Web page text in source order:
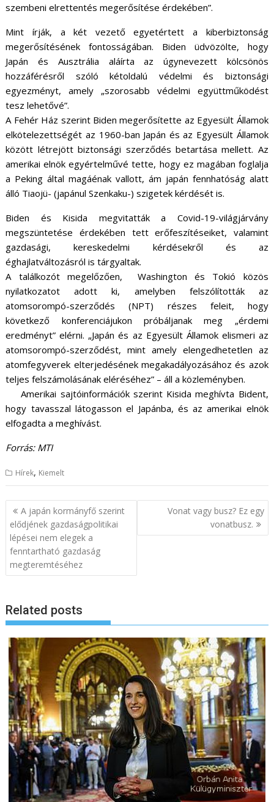
szembeni elrettentés megerősítése érdekében”.
Mint írják, a két vezető egyetértett a kiberbiztonság
megerősítésének fontosságában. Biden üdvözölte, hogy
Japán és Ausztrália aláírta az úgynevezett kölcsönös
hozzáférésről szóló kétoldalú védelmi és biztonsági
egyezményt, amely „szorosabb védelmi együttműködést
tesz lehetővé”.
A Fehér Ház szerint Biden megerősítette az Egyesült Államok
elkötelezettségét az 1960-ban Japán és az Egyesült Államok
között létrejött biztonsági szerződés betartása mellett. Az
amerikai elnök egyértelművé tette, hogy ez magában foglalja
a Peking által magáénak vallott, ám japán fennhatóság alatt
álló Tiaojü- (japánul Szenkaku-) szigetek kérdését is.
Biden és Kisida megvitatták a Covid-19-világjárvány
megszüntetése érdekében tett erőfeszítéseiket, valamint
gazdasági, kereskedelmi kérdésekről és az
éghajlatváltozásról is tárgyaltak.
A találkozót megelőzően, Washington és Tokió közös
nyilatkozatot adott ki, amelyben felszólították az
atomsorompó-szerződés (NPT) részes feleit, hogy
következő konferenciájukon próbáljanak meg „érdemi
eredményt” elérni. „Japán és az Egyesült Államok elismeri az
atomsorompó-szerződést, mint amely elengedhetetlen az
atomfegyverek elterjedésének megakadályozásához és azok
teljes felszámolásának eléréséhez” – áll a közleményben.
Amerikai sajtóinformációk szerint Kisida meghívta Bident,
hogy tavasszal látogasson el Japánba, és az amerikai elnök
elfogadta a meghívást.
Forrás: MTI
Hírek, Kiemelt
B
e
e
g
z
é
s
n
a
v
i
g
á
c
ó
A japán kormányfő szerint
elődjének gazdaságpolitikai
lépései nem elegek a
fenntartható gazdaság
megteremtéséhez
Vonat vagy busz? Ez egy
vonatbusz.
Related posts